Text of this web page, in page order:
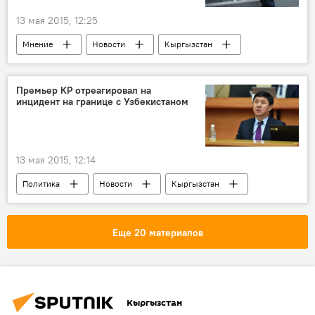
13 мая 2015, 12:25
Мнение Новости
Кыргызстан
экономика
Нургуль Акимова
Национальный банк КР
доллар
Премьер КР отреагировал на
инцидент на границе с Узбекистаном
13 мая 2015, 12:14
Политика Новости
Кыргызстан
Общество
Темир Сариев
Происшествия на государственной границе
Еще 20 материалов
Кыргызстан